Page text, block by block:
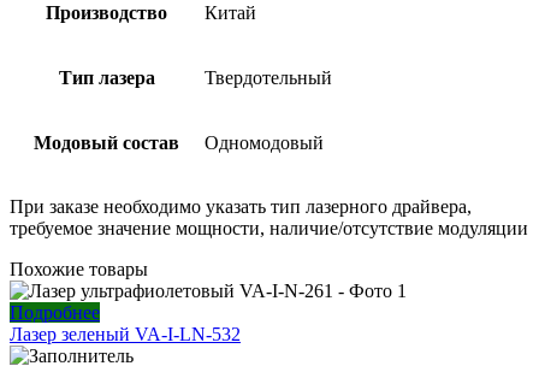
Производство Китай
Тип лазера Твердотельный
Модовый состав Одномодовый
При заказе необходимо указать тип лазерного драйвера,
требуемое значение мощности, наличие/отсутствие модуляции
Похожие товары
Подробнее
Лазер зеленый VA-I-LN-532